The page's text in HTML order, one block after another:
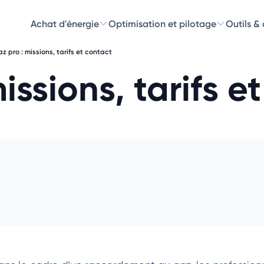
Achat d'énergie Optimisation et pilotage Outils &
pro : missions, tarifs et contact
tarifsChoisissez les